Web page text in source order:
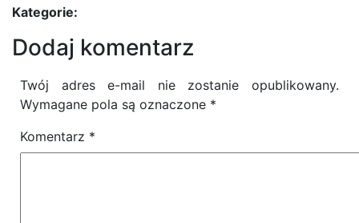
Kategorie:
Dodaj komentarz
Twój adres e-mail nie zostanie opublikowany.
Wymagane pola są oznaczone *
Komentarz *